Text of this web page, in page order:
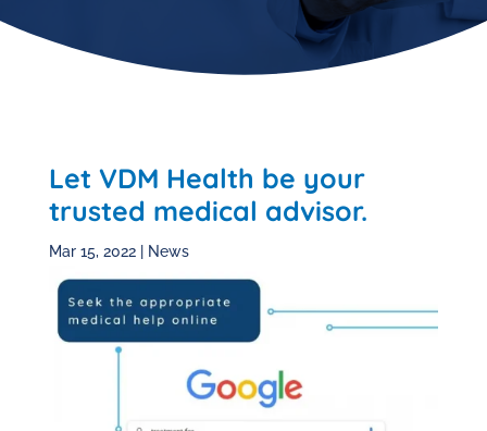
Let VDM Health be your
trusted medical advisor.
Mar 15, 2022| News